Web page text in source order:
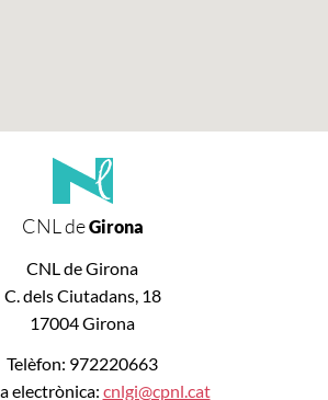
CNL deGirona
CNL de Girona
C. dels Ciutadans, 18
17004 Girona
Telèfon: 972220663
electrònica: cnlgi@cpnl.cat